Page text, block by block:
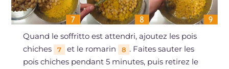
Quand le soffritto est attendri, ajoutez les pois
chiches
7 et le romarin 8 . Faites sauter les
pois chiches pendant 5 minutes, puis retirez le